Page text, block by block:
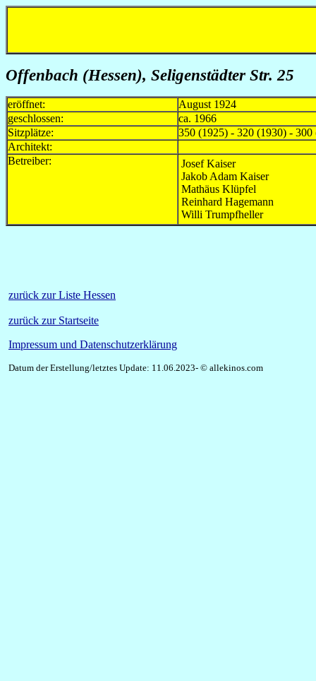
Offenbach (Hessen), Seligenstädter Str. 25
eröffnet:
August 1924
geschlossen:
ca. 1966
Sitzplätze:
350 (1925) - 320 (1930) -
Architekt:
Betreiber:
Josef Kaiser
Jakob Adam Kaiser
Mathäus Klüpfel
Reinhard Hagemann
Willi Trumpfheller
zurück zur Liste Hessen
zurück zur Startseite
Impressum und Datenschutzerklärung
Datum der Erstellung/letztes Update: 11.06.2023- © allekinos.com